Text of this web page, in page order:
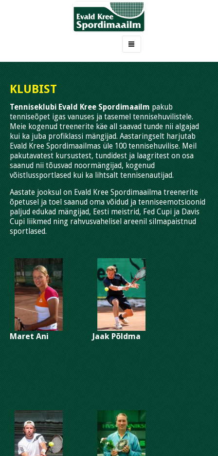
AVALEHT
MEIE TREENERID
MEIE PARIMAD MÄNGIJAD
ÕPPETÖÖ
REGISTREERIMINE
UUDISED
KONTAKT
KLUBIST
Tenniseklubi Evald Kree Spordimaailm pakub
tenniseõpet igas vanuses ja tasemel tennisehuvilistele.
Meie kogenud treenerite käe all saavad tunde nii algajad
kui ka juba profiklassi mängijad. Aastaringselt harjutab
Evald Kree Spordimaailmas üle 100 tennisehuvilise. Meil
pakutavatest kursustest, tundidest ja laagritest on osa
saanud nii tõusvad noormängijad, kogenud
võistlussportlased kui ka lihtsalt tennisenautijad.
Aastate jooksul on Evald Kree Spordimaailma treenerite
õpetusel ja toel saanud oma võidud ja tenniseemotsioonid
paljud edukad mängijad, Eesti meistrid, Fed Cupi ja Davis
Cupi liikmed ning rahvusvahelisel areenil silmapaistnud
sportlased.
Maret Ani Jaak Põldma